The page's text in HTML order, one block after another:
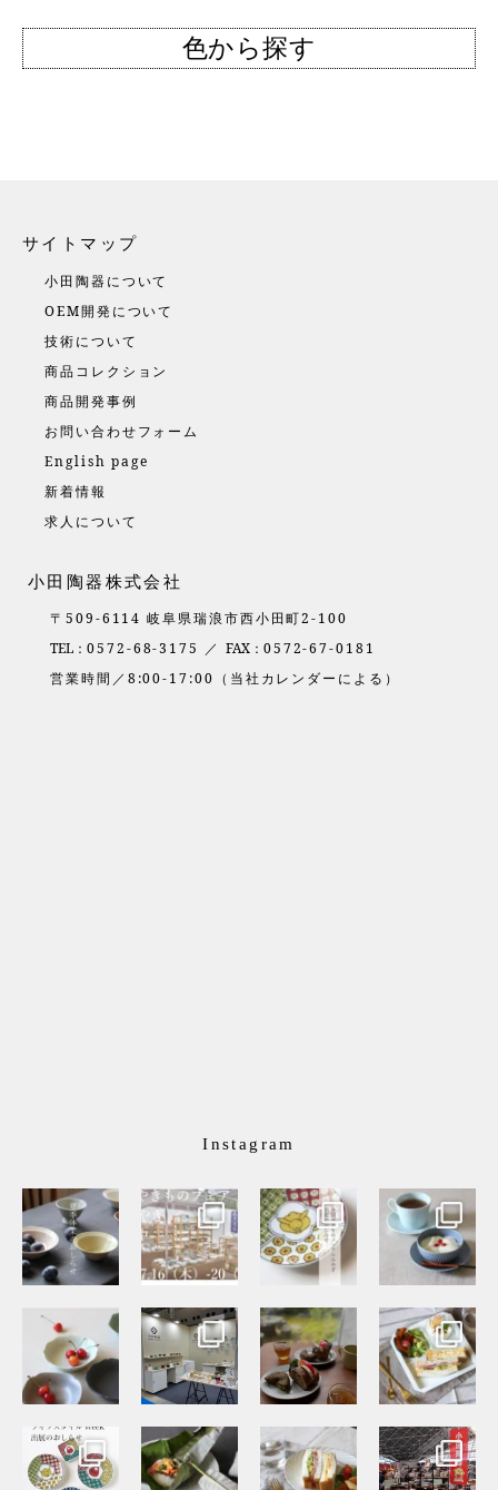
色から探す
サイトマップ
小田陶器について
OEM開発について
技術について
商品コレクション
商品開発事例
お問い合わせフォーム
English page
新着情報
求人について
小田陶器株式会社
〒509-6114 岐阜県瑞浪市西小田町2-100
TEL： 0572-68-3175 ／ FAX： 0572-67-0181
営業時間／8:00-17:00（当社カレンダーによる）
Instagram